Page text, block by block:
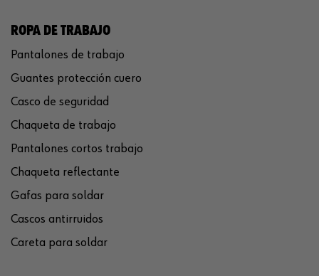
ROPA DE TRABAJO
Pantalones de trabajo
Guantes protección cuero
Casco de seguridad
Chaqueta de trabajo
Pantalones cortos trabajo
Chaqueta reflectante
Gafas para soldar
Cascos antirruidos
Careta para soldar